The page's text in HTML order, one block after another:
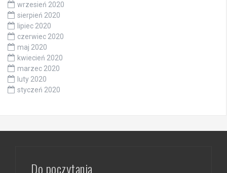
wrzesień 2020
sierpień 2020
lipiec 2020
czerwiec 2020
maj 2020
kwiecień 2020
marzec 2020
luty 2020
styczeń 2020
Do poczytania